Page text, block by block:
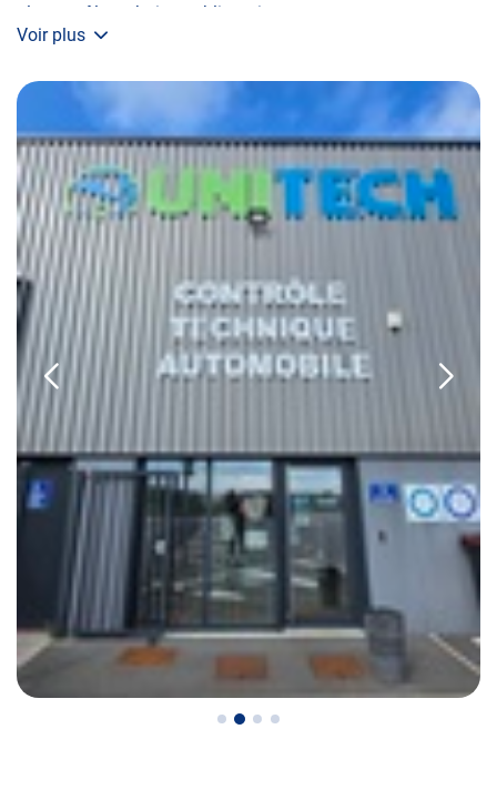
• le contrôle technique obligatoire
• la contre-visite
• le contrôle des véhicules hybrides ou électriques
• le contrôle technique des véhicules GPL/Gaz*
• le pré-contrôle ou pré-visite contrôle technique
N’attendez plus pour votre sécurité et faire vérifier votre
véhicule : Prenez RDV dans votre centre de contrôle
technique.
Vous avez aussi la possibilité de prendre RDV en ligne aux
centres de :
DIAGNOSUR LA SENTINELLE:
https://lasentinelle.automsa.fr/reservation/iframe/
- DIAGNOSUR LIBERCOURT:
https://libercourt.automsa.fr/reservation/iframe/
-AUTOSUR DECHY:
https://dechy.automsa.fr/reservation/iframe/s8NHn5gBpv
À très bientôt chezAUTOSUR / UNITECH LIÉVIN.
*Prestation à vérifier auprès du centre
Voir plus